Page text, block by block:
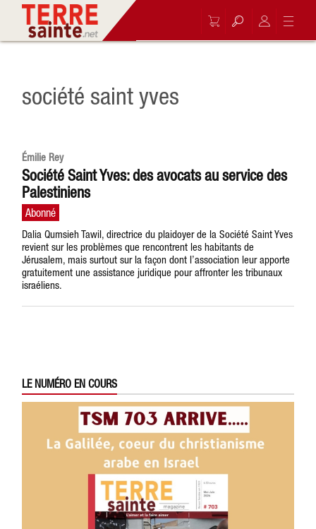
société saint yves
Émilie Rey
Société Saint Yves: des avocats au service des
Palestiniens
Dalia Qumsieh Tawil, directrice du plaidoyer de la Société Saint Yves
revient sur les problèmes que rencontrent les habitants de
Jérusalem, mais surtout sur la façon dont l’association leur apporte
gratuitement une assistance juridique pour affronter les tribunaux
israéliens.
LE NUMÉRO EN COURS